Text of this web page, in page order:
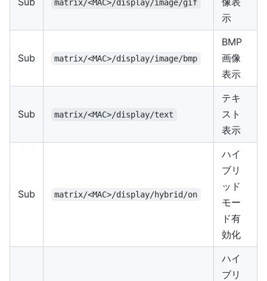
matrix/<MAC>/display/image/gif
示
Sub matrix/<MAC>/display/image/bmp
BMP
画像
表示
Sub matrix/<MAC>/display/text
テキ
スト
表示
Sub matrix/<MAC>/display/hybrid/on
ハイ
ブリ
ッド
モー
ド有
効化
ハイ
ブリ